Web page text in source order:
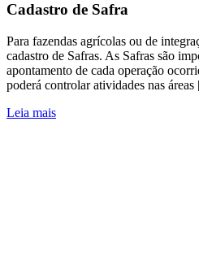
Cadastro de Safra
Para fazendas agrícolas ou de
cadastro de Safras. As Safras são
apontamento de cada operação
poderá controlar atividades nas
Leia mais